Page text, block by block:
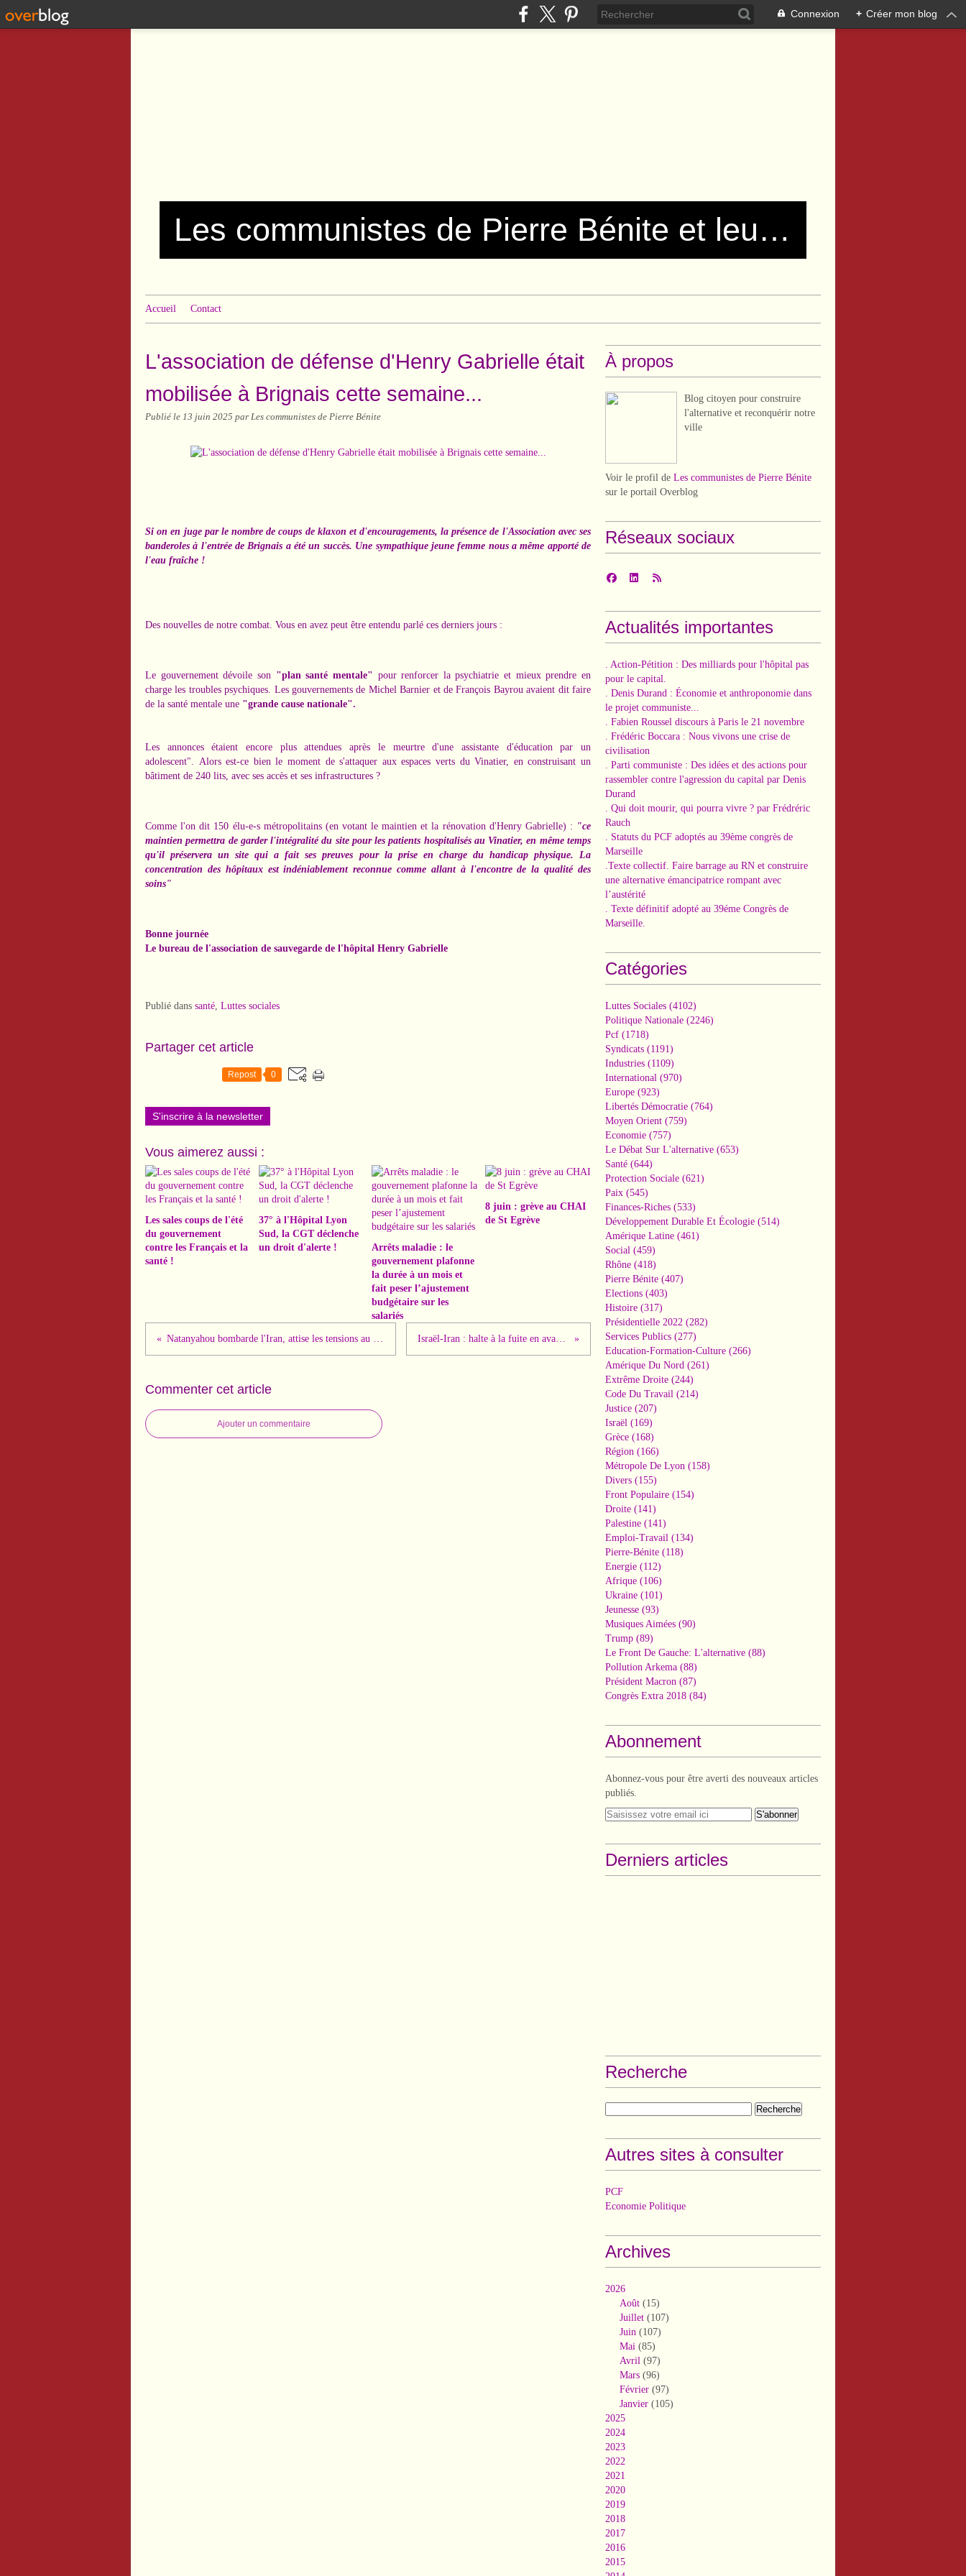
Connexion + Créer mon blog
Les communistes de Pierre Bénite et leurs amis !
Accueil Contact
L'association de défense d'Henry Gabrielle était
mobilisée à Brignais cette semaine...
Publié le 13 juin 2025 par Les communistes de Pierre Bénite
Si on en juge par le nombre de coups de klaxon et d'encouragements, la présence de l'Association avec ses
banderoles à l'entrée de Brignais a été un succès. Une sympathique jeune femme nous a même apporté de
l'eau fraîche !
Des nouvelles de notre combat. Vous en avez peut être entendu parlé ces derniers jours :
Le gouvernement dévoile son "plan santé mentale" pour renforcer la psychiatrie et mieux prendre en
charge les troubles psychiques. Les gouvernements de Michel Barnier et de François Bayrou avaient dit faire
de la santé mentale une "grande cause nationale".
Les annonces étaient encore plus attendues après le meurtre d'une assistante d'éducation par un
adolescent". Alors est-ce bien le moment de s'attaquer aux espaces verts du Vinatier, en construisant un
bâtiment de 240 lits, avec ses accès et ses infrastructures ?
Comme l'on dit 150 élu-e-s métropolitains (en votant le maintien et la rénovation d'Henry Gabrielle) : "ce
maintien permettra de garder l'intégralité du site pour les patients hospitalisés au Vinatier, en même temps
qu'il préservera un site qui a fait ses preuves pour la prise en charge du handicap physique. La
concentration des hôpitaux est indéniablement reconnue comme allant à l'encontre de la qualité des
soins"
Bonne journée
Le bureau de l'association de sauvegarde de l'hôpital Henry Gabrielle
Publié dans santé, Luttes sociales
Partager cet article
Repost 0
S'inscrire à la newsletter
Vous aimerez aussi :
Les sales coups de l'été
du gouvernement
contre les Français et la
santé !
37° à l'Hôpital Lyon
Sud, la CGT déclenche
un droit d'alerte !
Arrêts maladie : le
gouvernement plafonne
la durée à un mois et
fait peser l’ajustement
budgétaire sur les
salariés
8 juin : grève au CHAI
de St Egrève
Natanyahou bombarde l'Iran, attise les tensions au Moyen Orient et fait le choix du chaos Israël-Iran : halte à la fuite en avant guerrière de Netanyahou !
Commenter cet article
Ajouter un commentaire
À propos
Blog citoyen pour construire
l'alternative et reconquérir notre
ville
Voir le profil de Les communistes de Pierre Bénite
sur le portail Overblog
Réseaux sociaux
Actualités importantes
. Action-Pétition : Des milliards pour l'hôpital pas
pour le capital.
. Denis Durand : Économie et anthroponomie dans
le projet communiste...
. Fabien Roussel discours à Paris le 21 novembre
. Frédéric Boccara : Nous vivons une crise de
civilisation
. Parti communiste : Des idées et des actions pour
rassembler contre l'agression du capital par Denis
Durand
. Qui doit mourir, qui pourra vivre ? par Frédréric
Rauch
. Statuts du PCF adoptés au 39ème congrès de
Marseille
.Texte collectif. Faire barrage au RN et construire
une alternative émancipatrice rompant avec
l’austérité
. Texte définitif adopté au 39éme Congrès de
Marseille.
Catégories
Luttes Sociales (4102)
Politique Nationale (2246)
Pcf (1718)
Syndicats (1191)
Industries (1109)
International (970)
Europe (923)
Libertés Démocratie (764)
Moyen Orient (759)
Economie (757)
Le Débat Sur L'alternative (653)
Santé (644)
Protection Sociale (621)
Paix (545)
Finances-Riches (533)
Développement Durable Et Écologie (514)
Amérique Latine (461)
Social (459)
Rhône (418)
Pierre Bénite (407)
Elections (403)
Histoire (317)
Présidentielle 2022 (282)
Services Publics (277)
Education-Formation-Culture (266)
Amérique Du Nord (261)
Extrême Droite (244)
Code Du Travail (214)
Justice (207)
Israël (169)
Grèce (168)
Région (166)
Métropole De Lyon (158)
Divers (155)
Front Populaire (154)
Droite (141)
Palestine (141)
Emploi-Travail (134)
Pierre-Bénite (118)
Energie (112)
Afrique (106)
Ukraine (101)
Jeunesse (93)
Musiques Aimées (90)
Trump (89)
Le Front De Gauche: L'alternative (88)
Pollution Arkema (88)
Président Macron (87)
Congrès Extra 2018 (84)
Abonnement
Abonnez-vous pour être averti des nouveaux articles
publiés.
Derniers articles
Recherche
Autres sites à consulter
PCF
Economie Politique
Archives
2026
Août (15)
Juillet (107)
Juin (107)
Mai (85)
Avril (97)
Mars (96)
Février (97)
Janvier (105)
2025
2024
2023
2022
2021
2020
2019
2018
2017
2016
2015